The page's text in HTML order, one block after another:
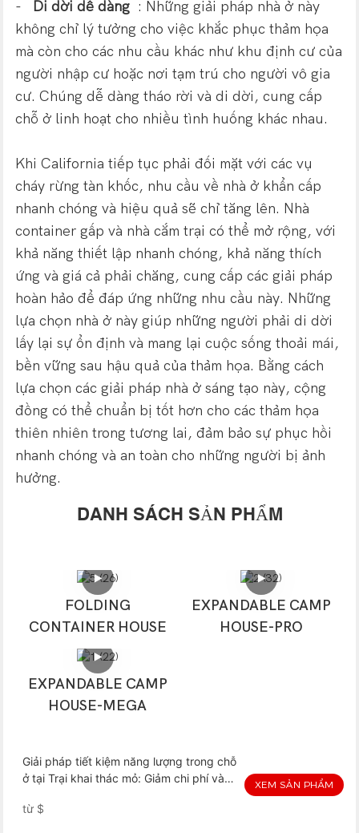
- Di dời dễ dàng : Những giải pháp nhà ở này
không chỉ lý tưởng cho việc khắc phục thảm họa
mà còn cho các nhu cầu khác như khu định cư của
người nhập cư hoặc nơi tạm trú cho người vô gia
cư. Chúng dễ dàng tháo rời và di dời, cung cấp
chỗ ở linh hoạt cho nhiều tình huống khác nhau.
Khi California tiếp tục phải đối mặt với các vụ
cháy rừng tàn khốc, nhu cầu về nhà ở khẩn cấp
nhanh chóng và hiệu quả sẽ chỉ tăng lên. Nhà
container gấp và nhà cắm trại có thể mở rộng, với
khả năng thiết lập nhanh chóng, khả năng thích
ứng và giá cả phải chăng, cung cấp các giải pháp
hoàn hảo để đáp ứng những nhu cầu này. Những
lựa chọn nhà ở này giúp những người phải di dời
lấy lại sự ổn định và mang lại cuộc sống thoải mái,
bền vững sau hậu quả của thảm họa. Bằng cách
lựa chọn các giải pháp nhà ở sáng tạo này, cộng
đồng có thể chuẩn bị tốt hơn cho các thảm họa
thiên nhiên trong tương lai, đảm bảo sự phục hồi
nhanh chóng và an toàn cho những người bị ảnh
hưởng.
DANH SÁCH SẢN PHẨM
FOLDING
CONTAINER HOUSE
EXPANDABLE CAMP
HOUSE-PRO
EXPANDABLE CAMP
HOUSE-MEGA
Giải pháp tiết kiệm năng lượng trong chỗ
ở tại Trại khai thác mỏ: Giảm chi phí và
từ $
XEM SẢN PHẨM